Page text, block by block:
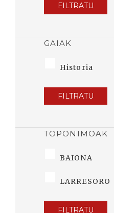
FILTRATU
GAIAK
Historia
FILTRATU
TOPONIMOAK
BAIONA
LARRESORO
FILTRATU